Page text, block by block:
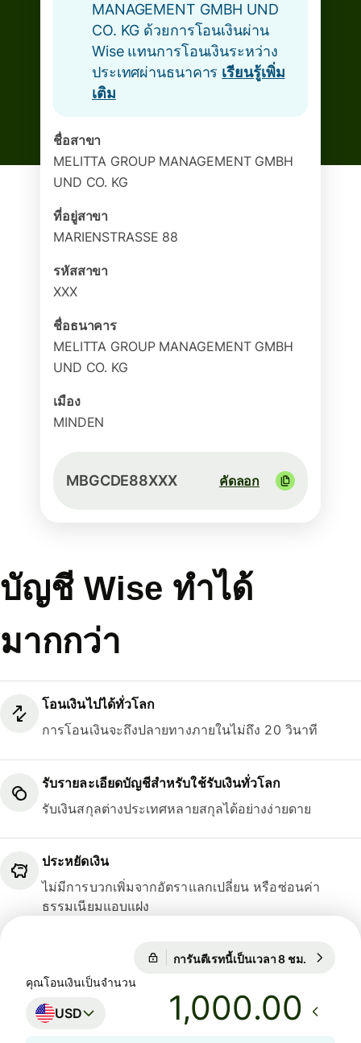
MANAGEMENT GMBH UND
CO. KG ด้วยการโอนเงินผ่าน
Wise แทนการโอนเงินระหว่าง
ประเทศผ่านธนาคาร เรียนรู้เพิ่ม
เติม
ชื่อสาขา
MELITTA GROUP MANAGEMENT GMBH
UND CO. KG
ที่อยู่สาขา
MARIENSTRASSE 88
รหัสสาขา
XXX
ชื่อธนาคาร
MELITTA GROUP MANAGEMENT GMBH
UND CO. KG
เมือง
MINDEN
MBGCDE88XXX คัดลอก
บัญชี Wise ทำได้
มากกว่า
โอนเงินไปได้ทั่วโลก
การโอนเงินจะถึงปลายทางภายในไม่ถึง 20 วินาที
รับรายละเอียดบัญชีสำหรับใช้รับเงินทั่วโลก
รับเงินสกุลต่างประเทศหลายสกุลได้อย่างง่ายดาย
ประหยัดเงิน
ไม่มีการบวกเพิ่มจากอัตราแลกเปลี่ยน หรือซ่อนค่า
ธรรมเนียมแอบแฝง
1 USD = 0.8681 EUR
การันตีเรทนี้เป็นเวลา 8 ชม.
คุณโอนเงินเป็นจำนวน
USD .00